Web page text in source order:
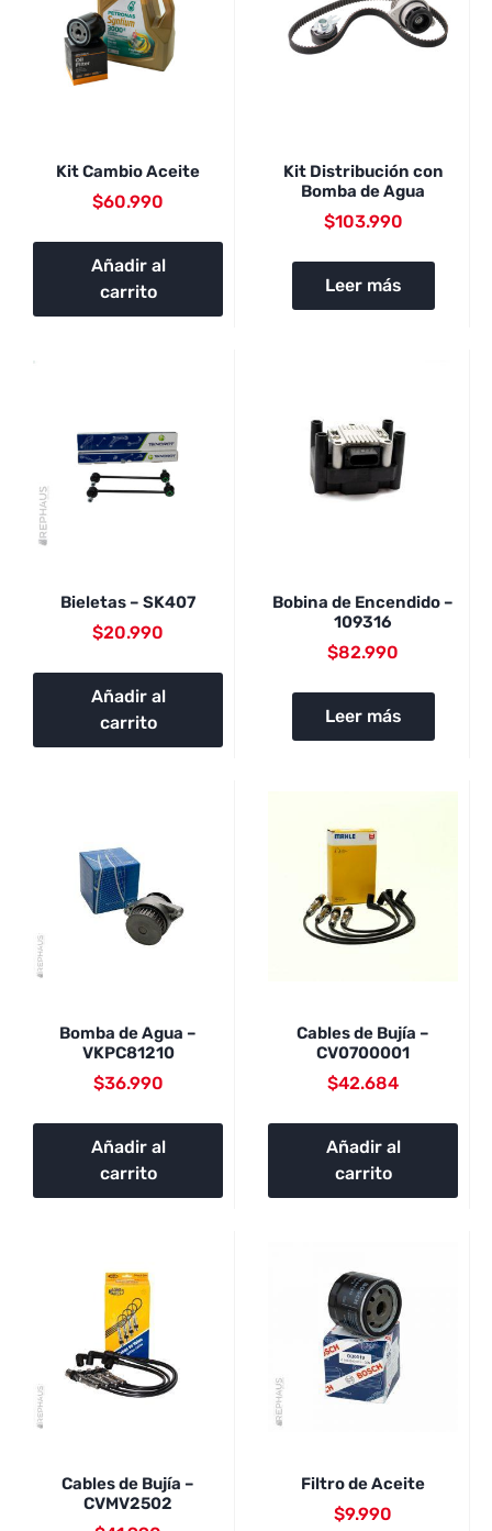
Kit Cambio Aceite
$60.990
Añadir al
carrito
Kit Distribución con
Bomba de Agua
$103.990
Leer más
Bieletas – SK407
$20.990
Añadir al
carrito
Bobina de Encendido –
109316
$82.990
Leer más
Bomba de Agua –
VKPC81210
$36.990
Añadir al
carrito
Cables de Bujía –
CV0700001
$42.684
Añadir al
carrito
Cables de Bujía –
CVMV2502
Filtro de Aceite
$9.990